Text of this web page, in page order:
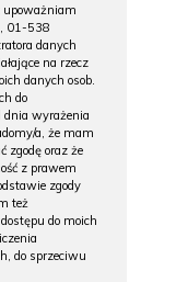
upoważniam
01-538
danych
na rzecz
danych osob.
do
dnia wyrażenia
a, że mam
zgodę oraz że
z prawem
zgody
też
do moich
do sprzeciwu